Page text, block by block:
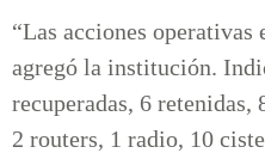
“Las acciones
agregó la institución.
recuperadas, 6
2 routers, 1 radio, 10